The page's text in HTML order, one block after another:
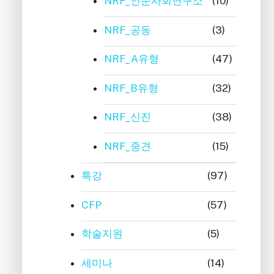
NRF_공동 (3)
NRF_A유형 (47)
NRF_B유형 (32)
NRF_신진 (38)
NRF_중견 (15)
특강 (97)
CFP (57)
학술지원 (5)
세미나 (14)